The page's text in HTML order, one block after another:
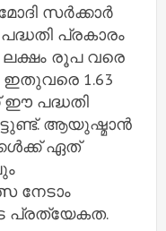
സര്‍ക്കാര്‍
പ്രകാരം
ലക്ഷം രൂപ വരെ
ഇതുവരെ 1.63
ഈ പദ്ധതി
ആയുഷ്മാന്‍
ഏത്
നേടാം
പ്രത്യേകത.